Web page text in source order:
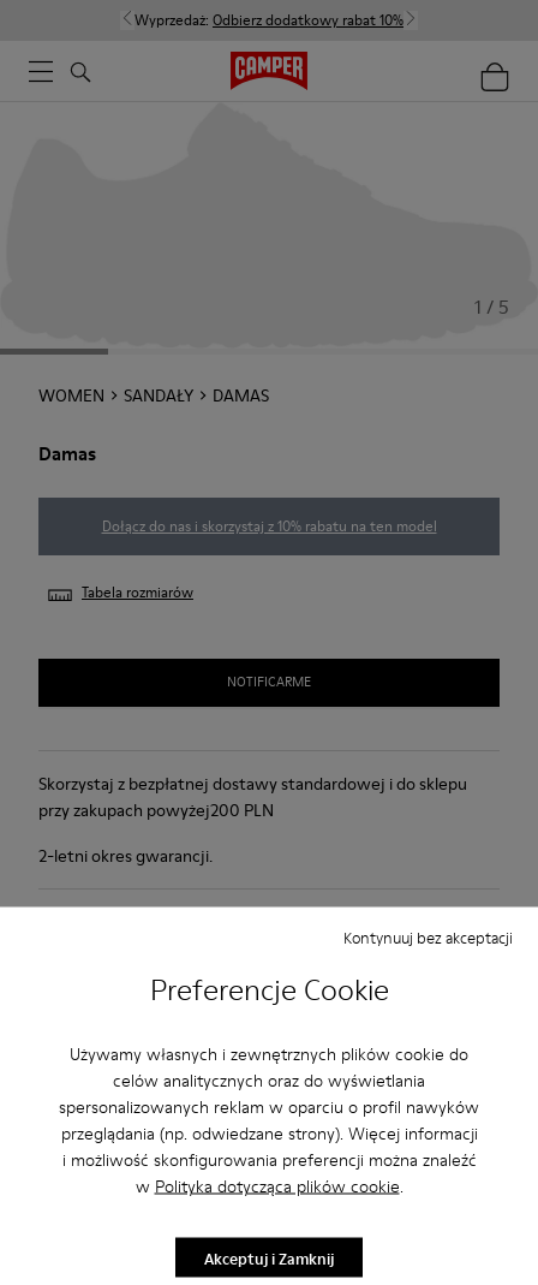
Preferencje Cookie
Używamy własnych i zewnętrznych plików cookie do
celów analitycznych oraz do wyświetlania
spersonalizowanych reklam w oparciu o profil nawyków
przeglądania (np. odwiedzane strony). Więcej informacji
i możliwość skonfigurowania preferencji można znaleźć
w Polityka dotycząca plików cookie.
Kontynuuj bez akceptacji
Akceptuj i Zamknij
Wyprzedaż: Odbierz dodatkowy rabat 10%
1 / 5
WOMEN SANDAŁY DAMAS
Damas
Dołącz do nas i skorzystaj z 10% rabatu na ten model
Tabela rozmiarów
NOTIFICARME
Skorzystaj z bezpłatnej dostawy standardowej i do sklepu
przy zakupach powyżej200 PLN
2-letni okres gwarancji.
Wyprzedaż: Odbierz dodatkowy rabat
10%
Zgadza się. Należąc do naszej społeczności, będziesz korzystać z
wyjątkowych rabatów, wcześniejszego dostępu, zaproszeń na